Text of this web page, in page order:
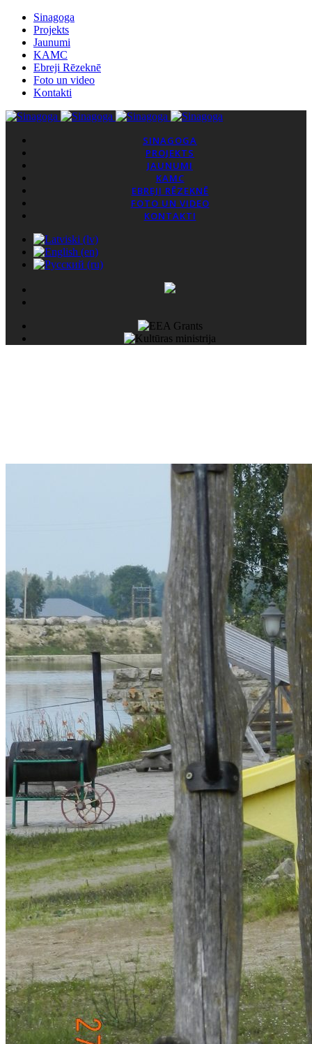
Sinagoga
Projekts
Jaunumi
KAMC
Ebreji Rēzeknē
Foto un video
Kontakti
SINAGOGA
PROJEKTS
JAUNUMI
KAMC
EBREJI RĒZEKNĒ
FOTO UN VIDEO
KONTAKTI